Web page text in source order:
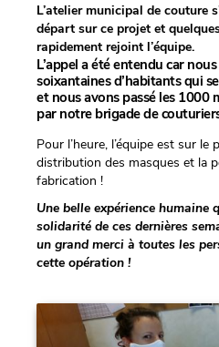
L’atelier municipal de couture
départ sur ce projet et
rapidement rejoint l’équipe.
L’appel a été entendu car
soixantaines d’habitants qui
et nous avons passé les 1000
par notre brigade de
Pour l’heure, l’équipe est sur
distribution des masques et la
fabrication !
Une belle expérience humaine
solidarité de ces dernières
un grand merci à toutes les
cette opération !